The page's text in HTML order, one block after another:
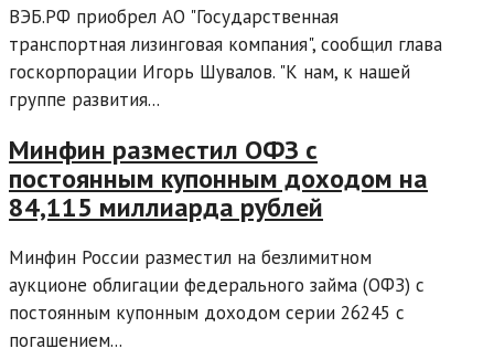
ВЭБ.РФ приобрел АО "Государственная
транспортная лизинговая компания", сообщил глава
госкорпорации Игорь Шувалов. "К нам, к нашей
группе развития...
Минфин разместил ОФЗ с
постоянным купонным доходом на
84,115 миллиарда рублей
Минфин России разместил на безлимитном
аукционе облигации федерального займа (ОФЗ) с
постоянным купонным доходом серии 26245 с
погашением...